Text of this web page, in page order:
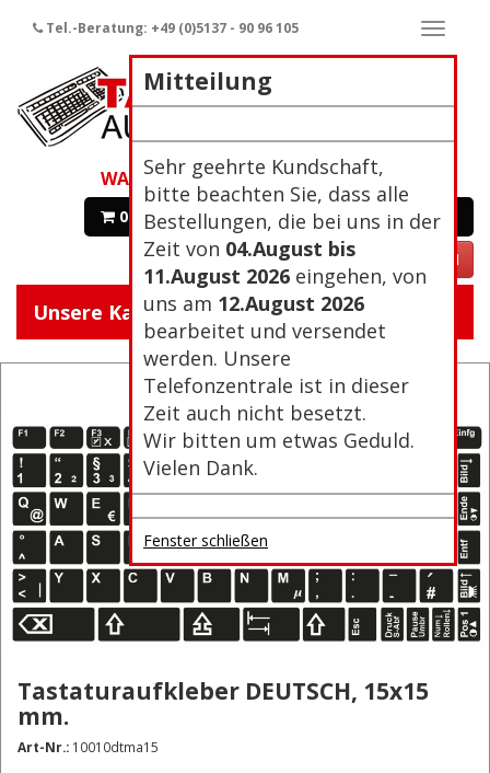
Mitteilung
Sehr geehrte Kundschaft,
bitte beachten Sie, dass alle
Bestellungen, die bei uns in der
Zeit von 04.August bis
11.August 2026 eingehen, von
uns am 12.August 2026
bearbeitet und versendet
werden. Unsere
Telefonzentrale ist in dieser
Zeit auch nicht besetzt.
Wir bitten um etwas Geduld.
Vielen Dank.
Fenster schließen
ein-/
Tel.-Beratung: +49 (0)5137 - 90 96 105
WARENKORB
0 Artikel 0,00€ Zur Kasse
VERTRAG WIDERRUFEN
ein/
Unsere Kategorien:
Tastaturaufkleber DEUTSCH, 15x15
mm.
Art-Nr.: 10010dtma15